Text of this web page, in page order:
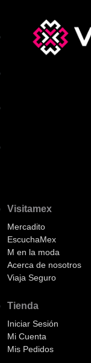
Visitamex
Mercadito
EscuchaMex
M en la moda
Acerca de nosotros
Viaja Seguro
Tienda
Iniciar Sesión
Mi Cuenta
Mis Pedidos